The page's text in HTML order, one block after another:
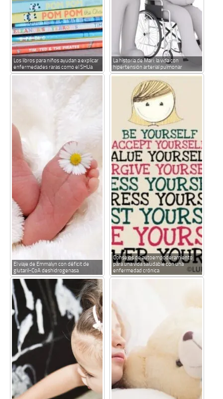
Los libros para niños ayudan a explicar
enfermedades raras como el SHUa
La historia de Mari: la vida con
hipertensión arterial pulmonar
El viaje de Emmalyn con déficit de
glutaril-CoA deshidrogenasa
Consejos de autoempoderamiento
para una vida saludable con una
enfermedad crónica